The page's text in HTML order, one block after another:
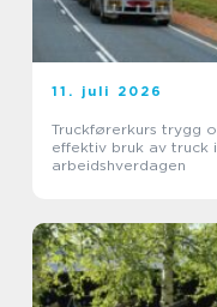
11. juli 2026
Truckførerkurs trygg og
effektiv bruk av truck i
arbeidshverdagen